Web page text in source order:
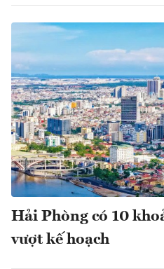
Hải Phòng có 10
vượt kế hoạch